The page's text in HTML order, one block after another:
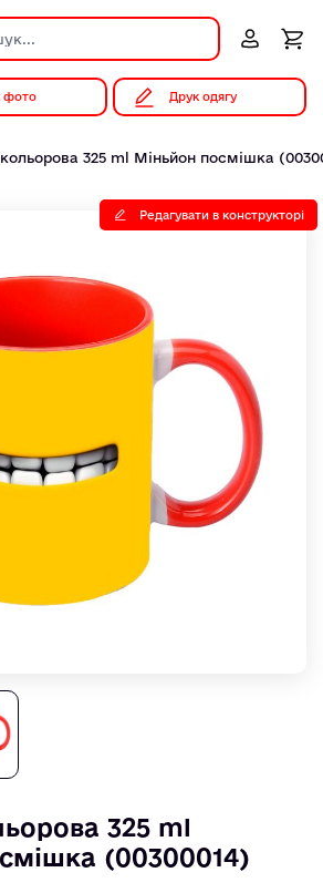
фото Друк одягу
325 ml Міньйон посмішка
Редагувати в конструкторі
325 ml
(00300014)